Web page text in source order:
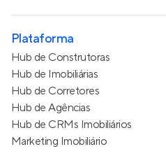
Plataforma
Hub de Construtoras
Hub de Imobiliárias
Hub de Corretores
Hub de Agências
Hub de CRMs Imobiliários
Marketing Imobiliário